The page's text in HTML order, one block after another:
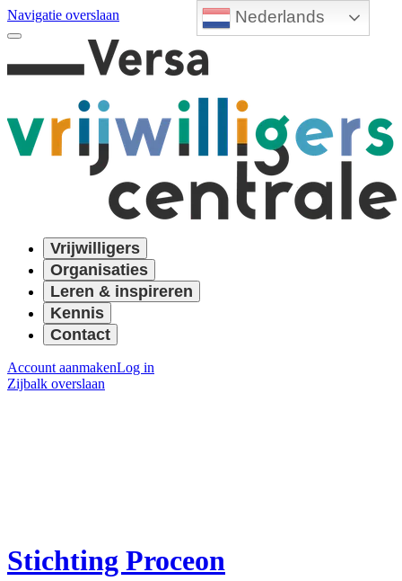
Nederlands
Navigatie overslaan
Vrijwilligers
Organisaties
Leren & inspireren
Kennis
Contact
Account aanmakenLog in
Zijbalk overslaan
Stichting Proceon